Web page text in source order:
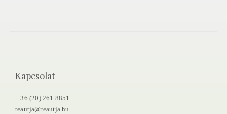
Kapcsolat
+ 36 (20) 261 8851
teautja@teautja.hu